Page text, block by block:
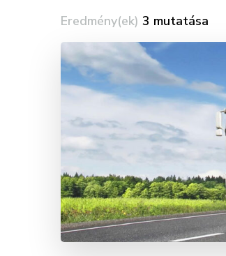
Eredmény(ek) 3 mutatása